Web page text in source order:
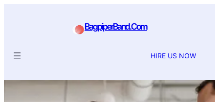
BagpiperBand.Com
HIRE US NOW